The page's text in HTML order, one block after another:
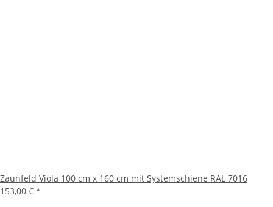
Zaunfeld Viola 100 cm x 160 cm mit Systemschiene RAL 7016
153,00 € *